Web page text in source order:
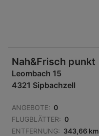
Nah&Frisch punkt
Leombach 15
4321 Sipbachzell
ANGEBOTE: 0
FLUGBLÄTTER: 0
ENTFERNUNG: 343,66 km